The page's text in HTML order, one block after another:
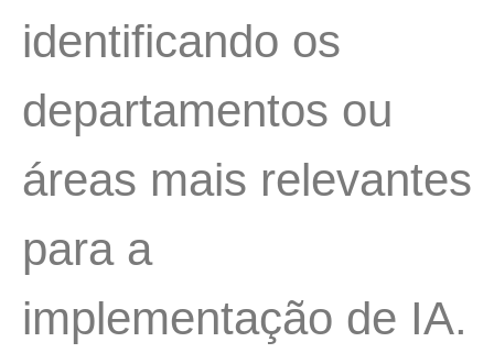
identificando os
departamentos ou
áreas mais relevantes
para a
implementação de IA.